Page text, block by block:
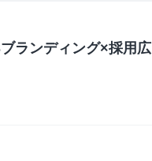
ランディング×採用広